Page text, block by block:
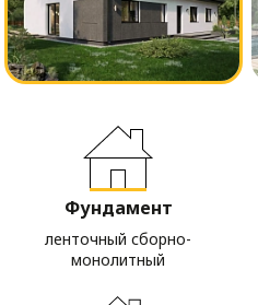
Фундамент
ленточный сборно-
монолитный